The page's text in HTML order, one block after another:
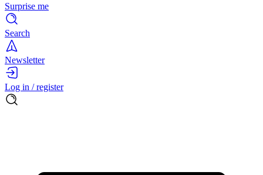
Surprise me
Search
Newsletter
Log in / register